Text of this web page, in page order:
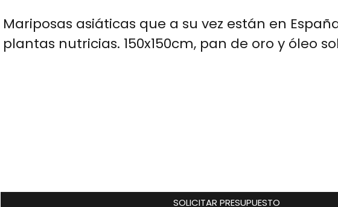
Mariposas asiáticas que a su vez están en
plantas nutricias. 150x150cm, pan de oro y óleo
SOLICITAR PRESUPUESTO